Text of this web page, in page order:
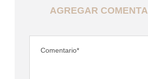
AGREGAR